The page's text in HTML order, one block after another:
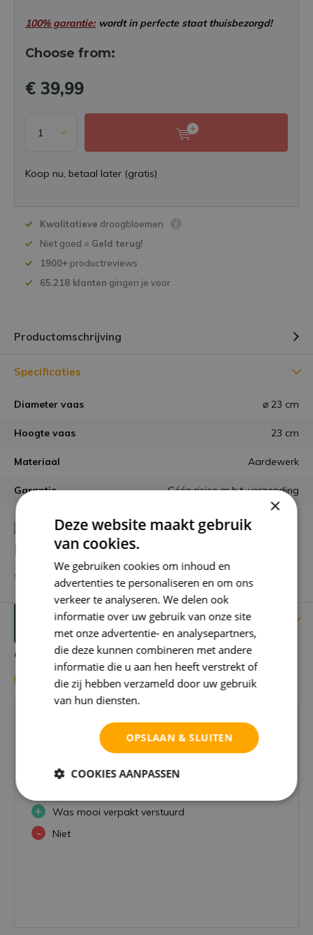
100% garantie:wordt in perfecte staat thuisbezorgd!
Choose from:
€ 39,99
Koop nu, betaal later (gratis)
Kwalitatieve droogbloemen
Niet goed = Geld terug!
1900+ productreviews
65.218 klanten gingen je voor
Productomschrijving
Specificaties
Diameter vaas ⌀ 23 cm
Hoogte vaas 23 cm
Materiaal Aardewerk
Garantie Géén risico m.b.t. verzending
Heb je een vraag over dit product?
We helpen je graag met het vinden van het juiste product.
Verstuur mailtje Reviews
Gebruikers beoordelingen
5 / 5
Janny van Kemp- 18-12-2023 16:01
5 / 5
Kan ik nog niet delen ,ligt als pakje onder de
+ Was mooi verpakt verstuurd
- Niet
×
Deze website maakt gebruik
van cookies.
We gebruiken cookies om inhoud en
advertenties te personaliseren en om ons
verkeer te analyseren. We delen ook
informatie over uw gebruik van onze site
met onze advertentie- en analysepartners,
die deze kunnen combineren met andere
informatie die u aan hen heeft verstrekt of
die zij hebben verzameld door uw gebruik
van hun diensten.
OPSLAAN & SLUITEN
COOKIES AANPASSEN